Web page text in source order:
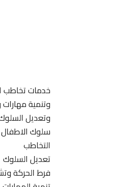
خدمات تخاطب
وتنمية
وتعديل
سلوك الاطفال
التخاطب
تعديل السلوك
فرط الحركة